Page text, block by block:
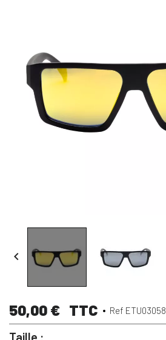

50,00 € TTC Ref ETU03058
Taille :